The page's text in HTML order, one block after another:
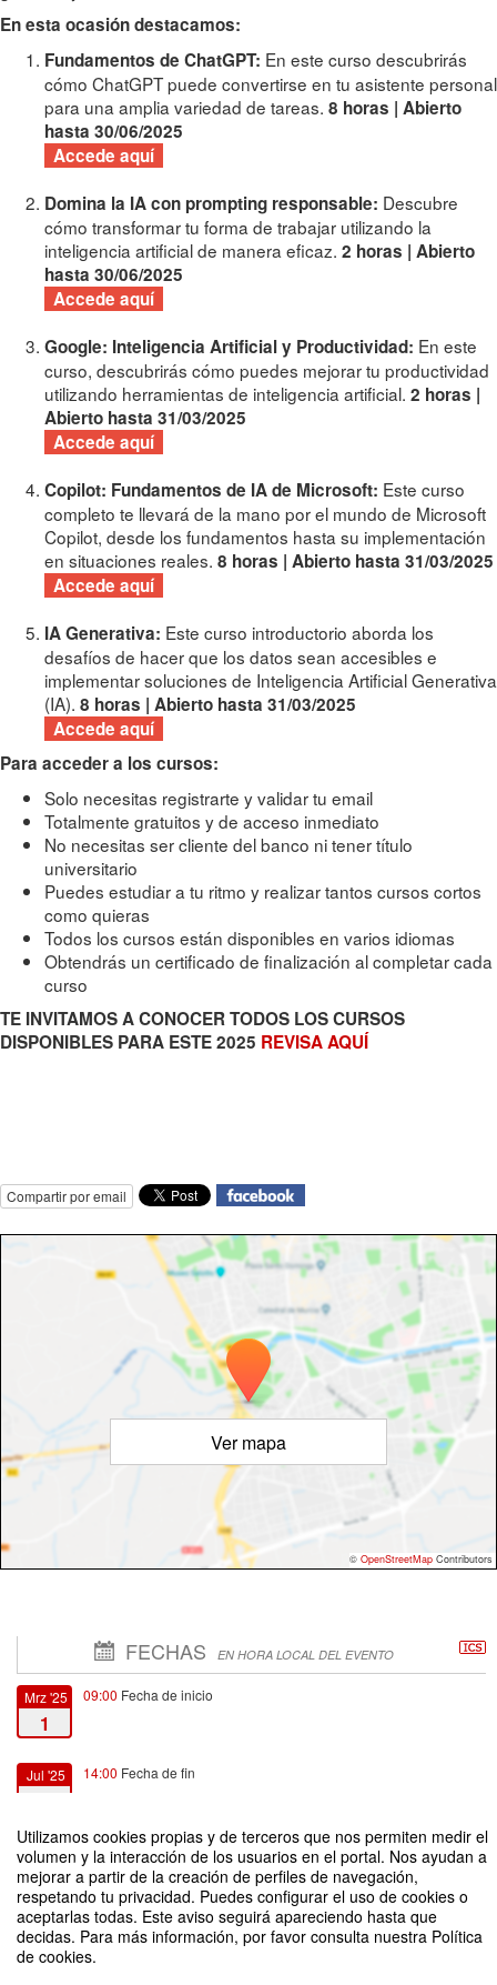
Utilizamos cookies propias y de terceros que nos permiten medir el
volumen y la interacción de los usuarios en el portal. Nos ayudan a
mejorar a partir de la creación de perfiles de navegación,
respetando tu privacidad. Puedes configurar el uso de cookies o
aceptarlas todas. Este aviso seguirá apareciendo hasta que
decidas. Para más información, por favor consulta nuestra Política
de cookies.
En esta ocasión destacamos:
Fundamentos de ChatGPT: En este curso descubrirás
cómo ChatGPT puede convertirse en tu asistente personal
para una amplia variedad de tareas. 8 horas | Abierto
hasta 30/06/2025
Accede aquí
Domina la IA con prompting responsable: Descubre
cómo transformar tu forma de trabajar utilizando la
inteligencia artificial de manera eficaz. 2 horas | Abierto
hasta 30/06/2025
Accede aquí
Google: Inteligencia Artificial y Productividad: En este
curso, descubrirás cómo puedes mejorar tu productividad
utilizando herramientas de inteligencia artificial. 2 horas |
Abierto hasta 31/03/2025
Accede aquí
Copilot: Fundamentos de IA de Microsoft: Este curso
completo te llevará de la mano por el mundo de Microsoft
Copilot, desde los fundamentos hasta su implementación
en situaciones reales. 8 horas | Abierto hasta 31/03/2025
Accede aquí
IA Generativa: Este curso introductorio aborda los
desafíos de hacer que los datos sean accesibles e
implementar soluciones de Inteligencia Artificial Generativa
(IA). 8 horas | Abierto hasta 31/03/2025
Accede aquí
Para acceder a los cursos:
Solo necesitas registrarte y validar tu email
Totalmente gratuitos y de acceso inmediato
No necesitas ser cliente del banco ni tener título
universitario
Puedes estudiar a tu ritmo y realizar tantos cursos cortos
como quieras
Todos los cursos están disponibles en varios idiomas
Obtendrás un certificado de finalización al completar cada
curso
TE INVITAMOS A CONOCER TODOS LOS CURSOS
DISPONIBLES PARA ESTE 2025 REVISA AQUÍ
Compartir por email
Ver mapa
© OpenStreetMap Contributors
FECHAS EN HORA LOCAL DEL EVENTO
Mrz '25
1
09:00 Fecha de inicio
Jul '25 14:00 Fecha de fin
CURSOS ONLINE - OPEN ACADEMY
Organizado por Santander Open Academy - Vicerrectoría Académica